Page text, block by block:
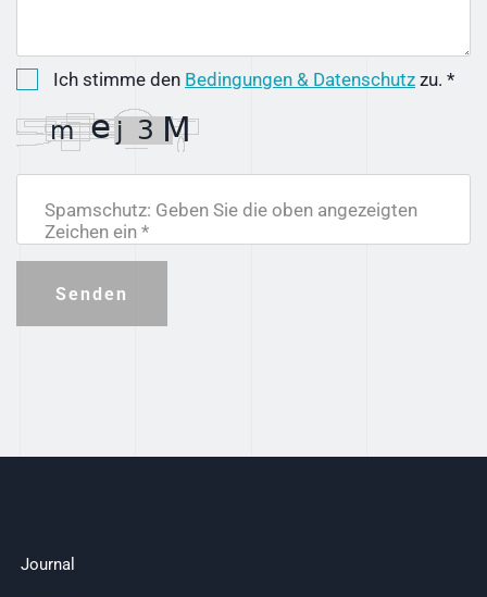
Ich stimme den Bedingungen & Datenschutz zu. *
Spamschutz: Geben Sie die oben angezeigten
Zeichen ein *
Senden
Journal